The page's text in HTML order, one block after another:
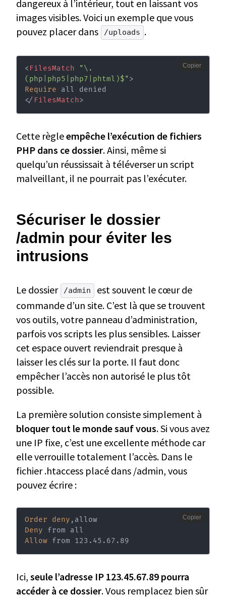
dangereux à l’intérieur, tout en laissant vos
images visibles. Voici un exemple que vous
pouvez placer dans
/uploads .
< FilesMatch
"\.
(php|php5|php7|phtml)$">
Require
</ FilesMatch>
Copier
Cette règleempêche l’exécution de fichiers
PHP dans ce dossier. Ainsi, même si
quelqu’un réussissait à téléverser un script
malveillant, il ne pourrait pas l’exécuter.
Sécuriser le dossier
/admin pour éviter les
intrusions
Le dossier /admin
est souvent le cœur de
commande d’un site. C’est là que se trouvent
vos outils, votre panneau d’administration,
parfois vos scripts les plus sensibles. Laisser
cet espace ouvert reviendrait presque à
laisser les clés sur la porte. Il faut donc
empêcher l’accès non autorisé le plus tôt
possible.
La première solution consiste simplement à
bloquer tout le monde sauf vous. Si vous avez
une IP fixe, c’est une excellente méthode car
elle verrouille totalement l’accès. Dans le
fichier .htaccess placé dans /admin, vous
pouvez écrire :
Order deny
,allow
Deny
Allow from 123.45.67.89
Copier
Ici, seule l’adresse IP 123.45.67.89 pourra
accéder à ce dossier. Vous remplacez bien sûr